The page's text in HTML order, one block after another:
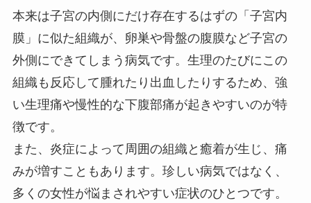
本来は子宮の内側にだけ存在するはずの「子宮内
膜」に似た組織が、卵巣や骨盤の腹膜など子宮の
外側にできてしまう病気です。生理のたびにこの
組織も反応して腫れたり出血したりするため、強
い生理痛や慢性的な下腹部痛が起きやすいのが特
徴です。
また、炎症によって周囲の組織と癒着が生じ、痛
みが増すこともあります。珍しい病気ではなく、
多くの女性が悩まされやすい症状のひとつです。